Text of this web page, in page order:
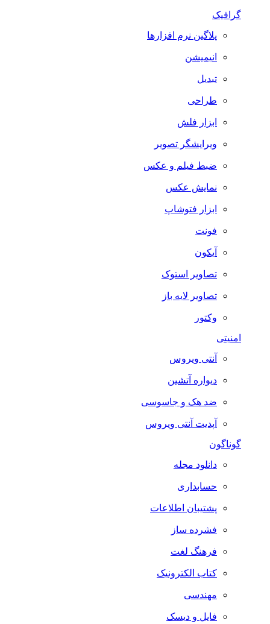
گرافیک
پلاگین نرم افزارها
انیمیشن
تبدیل
طراحی
ابزار فلش
ویرایشگر تصویر
ضبط فيلم و عكس
نمایش عکس
ابزار فتوشاپ
فونت
آیکون
تصاویر استوک
تصاویر لایه باز
وکتور
امنیتی
آنتی ویروس
دیواره آتشین
ضد هک و جاسوسی
آپدیت آنتی ویروس
گوناگون
دانلود مجله
حسابداری
پشتیبان اطلاعات
فشرده ساز
فرهنگ لغت
کتاب الکترونیک
مهندسی
فایل و دیسک